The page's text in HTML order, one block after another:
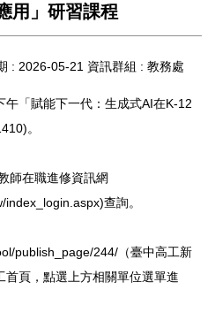
用」研習課程
: 2026-05-21 資訊群組 : 教務處
「賦能下一代：生成式AI在K-12
。
師在職進修資訊網
查詢。
publish_page/244/（臺中高工新
頁，點選上方相關單位選單進